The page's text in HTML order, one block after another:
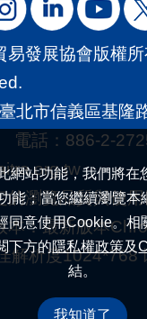
網站功能，我們將在
能；當您繼續瀏覽本
同意使用Cookie。相
下方的隱私權政策及
結。
我知道了
易發展協會版權
北市信義區基隆
話：886-2-
的瀏覽品質與使
本：最新版本
析度1024*768